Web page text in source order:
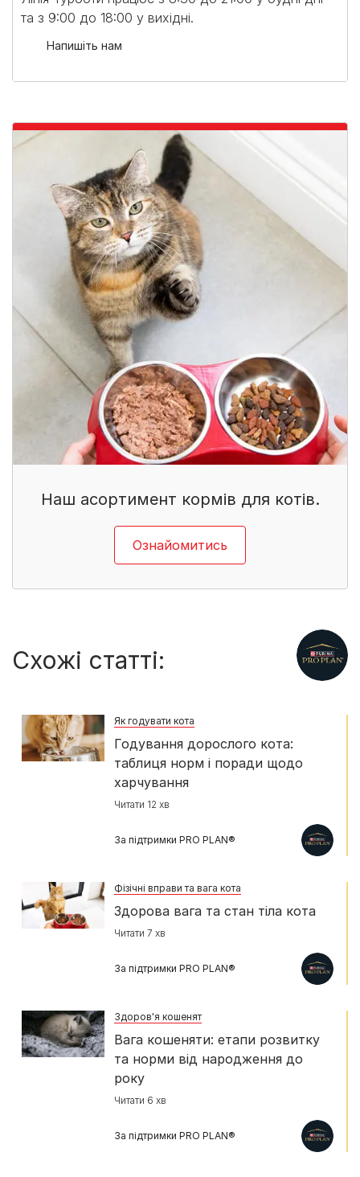
та з 9:00 до 18:00 у вихідні.​
Напишіть нам
Наш асортимент кормів для котів.
Ознайомитись
Схожі статті:
Як годувати кота
Годування дорослого кота:
таблиця норм і поради щодо
харчування
Читати 12 хв
За підтримки PRO PLAN®
Фізічні вправи та вага кота
Здорова вага та стан тіла кота
Читати 7 хв
За підтримки PRO PLAN®
Здоров'я кошенят
Вага кошеняти: етапи розвитку
та норми від народження до
року
Читати 6 хв
За підтримки PRO PLAN®